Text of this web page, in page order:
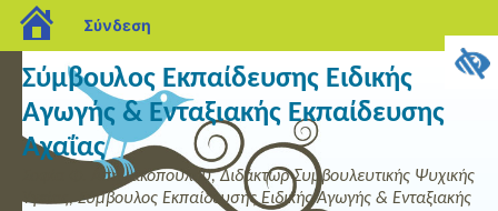
blogs.sch.gr
Σύνδεση
Σύμβουλος Εκπαίδευσης Ειδικής
Αγωγής & Ενταξιακής Εκπαίδευσης
Αχαΐας
Σοφία Φ. Ασημακοπούλου, Διδάκτωρ Συμβουλευτικής Ψυχικής
Υγείας, Σύμβουλος Εκπαίδευσης Ειδικής Αγωγής & Ενταξιακής